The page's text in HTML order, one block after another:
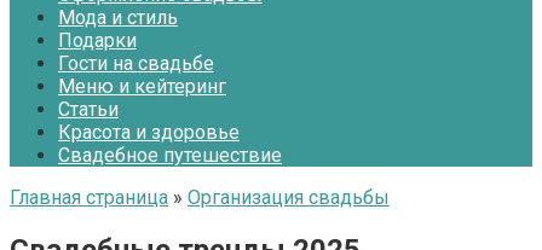
Мода и стиль
Подарки
Гости на свадьбе
Меню и кейтеринг
Статьи
Красота и здоровье
Свадебное путешествие
Главная страница » Организация свадьбы